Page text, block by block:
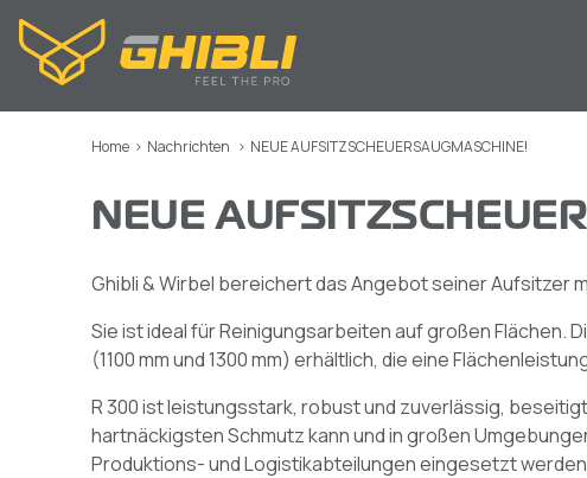
Home > Nachrichten > NEUE AUFSITZSCHEUERSAUGMASCHINE!
NEUE
Ghibli & Wirbel bereichert das Angebot seiner Aufsitzer
Sie ist ideal für Reinigungsarbeiten auf großen Flächen.
(1100 mm und 1300 mm) erhältlich, die eine
R 300 ist leistungsstark, robust und zuverlässig,
hartnäckigsten Schmutz kann und in großen
Produktions- und Logistikabteilungen eingesetzt